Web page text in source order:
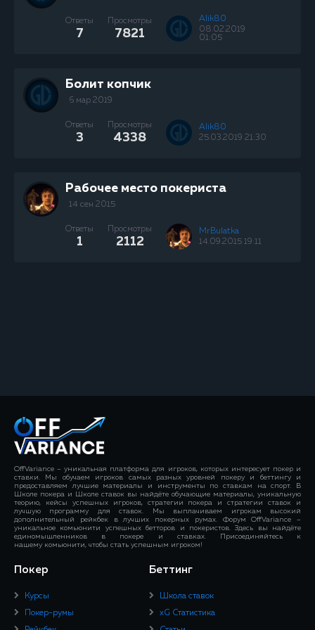
Ответы
7
Просмотры
7821
Alik80
08.02.2019
01:05
Болит копчик
6 мар 2019
Ответы
3
Просмотры
4338
Alik80
25.03.2019 21:30
Рабочее место покериста
14 сен 2015
Ответы
1
Просмотры
2112
MrBulatka
14.09.2015 19:11
OffVariance – уникальная платформа для игроков, которых интересует покер и
ставки. Мы обучаем игроков самых разных уровней покеру и беттингу и
предоставляем лучшие материалы и инструменты по ставкам на спорт. В
Школе покера и Школе ставок вы найдёте обучающие материалы, уникальную
теорию, кейсы успешных игроков, стратегии покера и стратегии ставок и
лучшую программу для ставок. Мы выплачиваем игрокам высокий
дополнительный рейкбек в лучших покерных румах. Форум OffVariance –
уникальное комьюнити успешных бетторов и покеристов. Здесь вы найдёте
единомышленников в покере и ставках. Присоединяйтесь к
нашему комьюнити, чтобы стать успешным игроком!
Покер
Курсы
Покер-румы
Беттинг
Школа ставок
xG Статистика